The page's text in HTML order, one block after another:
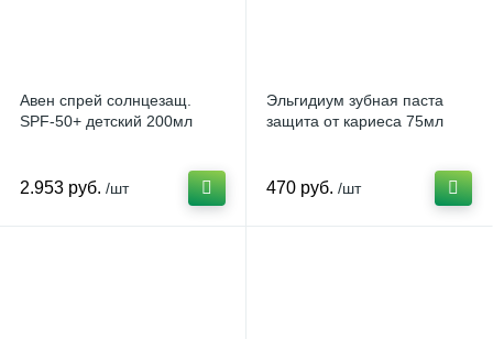
Авен спрей солнцезащ.
SPF-50+ детский 200мл
2.953 руб. /шт
Эльгидиум зубная паста
защита от кариеса 75мл
470 руб. /шт